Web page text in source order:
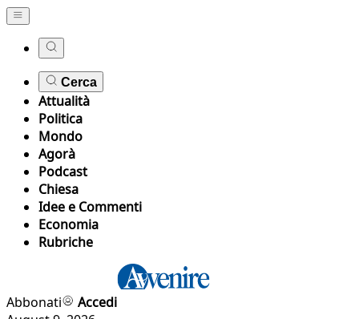
Cerca
Attualità
Politica
Mondo
Agorà
Podcast
Chiesa
Idee e Commenti
Economia
Rubriche
Abbonati
Accedi